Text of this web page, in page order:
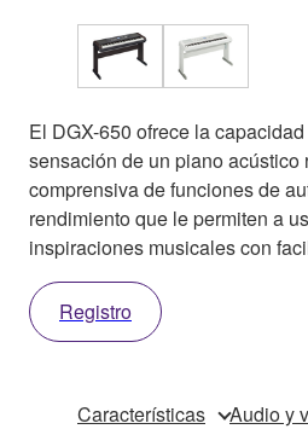
El DGX-650 ofrece la
sensación de un piano acústico
comprensiva de funciones de
rendimiento que le permiten a
inspiraciones musicales con
Registro
Características Audio y